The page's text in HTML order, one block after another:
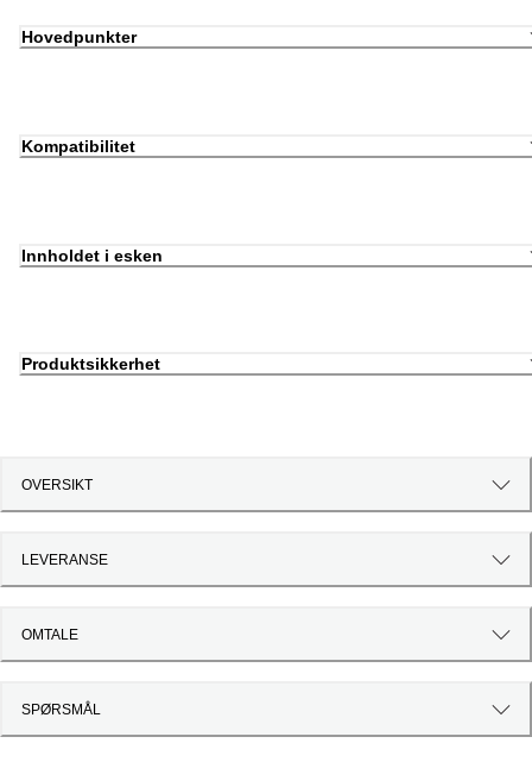
Hovedpunkter
Kompatibilitet
Innholdet i esken
Produktsikkerhet
OVERSIKT
LEVERANSE
OMTALE
SPØRSMÅL